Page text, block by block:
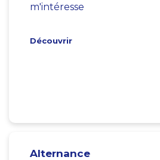
m'intéresse
Découvrir
Alternance